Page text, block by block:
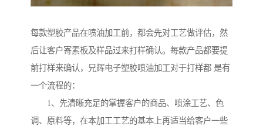
每款塑胶产品在喷油加工前，都会先对工艺做评估，然
后让客户寄素板及样品过来打样确认。每款产品都要提
前打样来确认，兄辉电子塑胶喷油加工对于打样都 是有
一个流程的：
1、先清晰充足的掌握客户的商品、喷涂工艺、色
调、原料等，在本加工工艺的基本上再适当给客户一些